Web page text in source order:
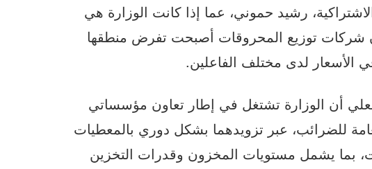
رشيد حموني، عما إذا كانت الوزارة هي
شركات توزيع المحروقات أصبحت تفرض منطقها
الأسعار لدى مختلف الفاعلين.
أن الوزارة تشتغل في إطار تعاون مؤسساتي
للضرائب، عبر تزويدهما بشكل دوري بالمعطيات
بما يشمل مستويات المخزون وقدرات التخزين